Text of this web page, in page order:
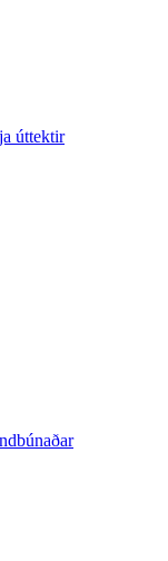
úttektir